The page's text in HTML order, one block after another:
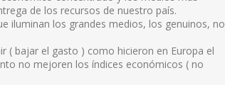
de los recursos de nuestro país.
iluminan los grandes medios, los genuinos, no
( bajar el gasto ) como hicieron en Europa el
no mejoren los índices económicos ( no